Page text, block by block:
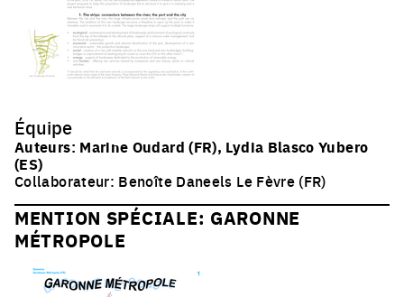
Équipe
Auteurs: Marine Oudard (FR), Lydia Blasco Yubero
(ES)
Collaborateur: Benoîte Daneels Le Fèvre (FR)
MENTION SPÉCIALE: GARONNE
MÉTROPOLE